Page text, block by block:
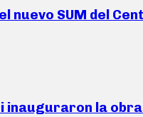
nuevo SUM del
inauguraron la